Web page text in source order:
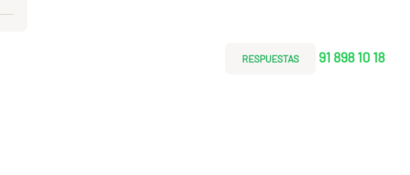
RESPUESTAS 91 898 10 18